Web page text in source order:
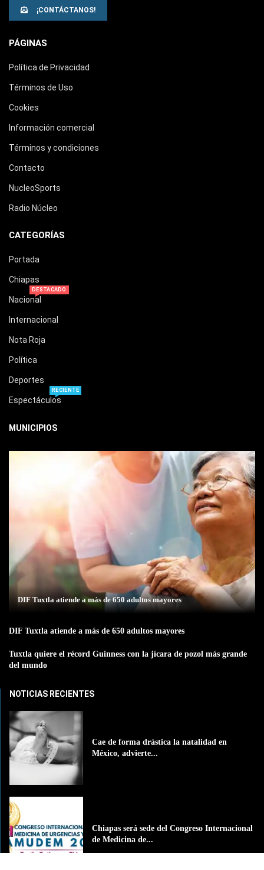
¡CONTÁCTANOS!
PÁGINAS
Política de Privacidad
Términos de Uso
Cookies
Información comercial
Términos y condiciones
Contacto
NucleoSports
Radio Núcleo
CATEGORÍAS
Portada
Chiapas
Nacional
DESTACADO
Internacional
Nota Roja
Política
Deportes
Espectáculos
RECIENTE
MUNICIPIOS
DIF Tuxtla atiende a más de 650 adultos mayores
DIF Tuxtla atiende a más de 650 adultos mayores
Tuxtla quiere el récord Guinness con la jícara de pozol más grande
del mundo
NOTICIAS RECIENTES
Cae de forma drástica la natalidad en
México, advierte...
Chiapas será sede del Congreso Internacional
de Medicina de...